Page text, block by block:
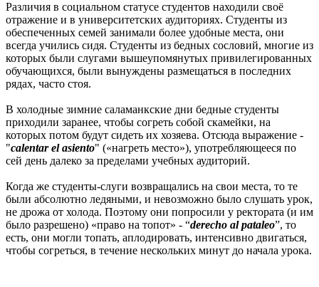
Различия в социальном статусе студентов находили своё
отражение и в университетских аудиториях. Студенты из
обеспеченных семей занимали более удобные места, они
всегда учились сидя. Студенты из бедных сословий, многие из
которых были слугами вышеупомянутых привилегированных
обучающихся, были вынуждены размещаться в последних
рядах, часто стоя.
В холодные зимние саламанкские дни бедные студенты
приходили заранее, чтобы согреть собой скамейки, на
которых потом будут сидеть их хозяева. Отсюда выражение -
"calentar el asiento" («нагреть место»), употребляющееся по
сей день далеко за пределами учебных аудиторий.
Когда же студенты-слуги возвращались на свои места, то те
были абсолютно ледяными, и невозможно было слушать урок,
не дрожа от холода. Поэтому они попросили у ректората (и им
было разрешено) «право на топот» - “derecho al pataleo”, то
есть, они могли топать, аплодировать, интенсивно двигаться,
чтобы согреться, в течение нескольких минут до начала урока.